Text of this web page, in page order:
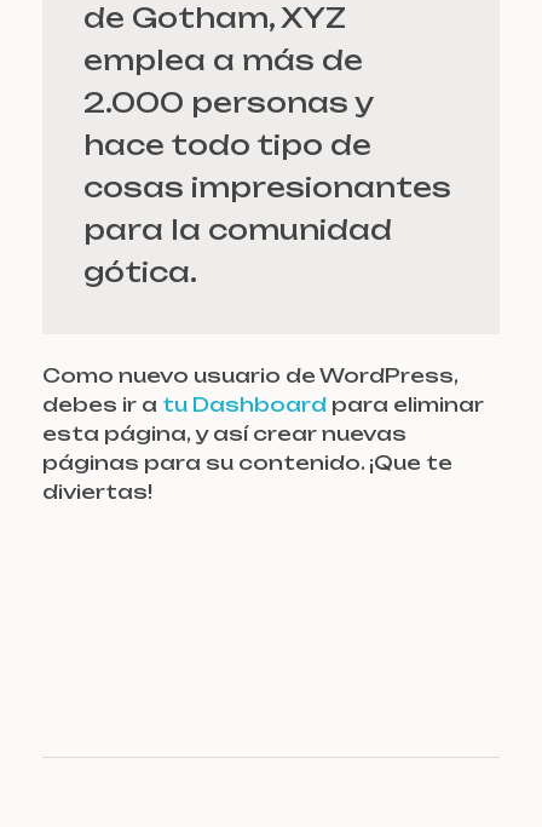
de Gotham, XYZ
emplea a más de
2.000 personas y
hace todo tipo de
cosas impresionantes
para la comunidad
gótica.
Como nuevo usuario de WordPress,
debes ir a tu Dashboard para eliminar
esta página, y así crear nuevas
páginas para su contenido. ¡Que te
diviertas!